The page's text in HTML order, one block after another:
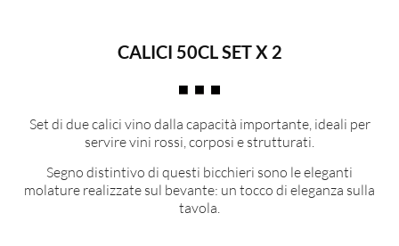
CALICI 50CL SET X 2
Set di due calici vino dalla capacità importante, ideali per
servire vini rossi, corposi e strutturati.
Segno distintivo di questi bicchieri sono le eleganti
molature realizzate sul bevante: un tocco di eleganza sulla
tavola.